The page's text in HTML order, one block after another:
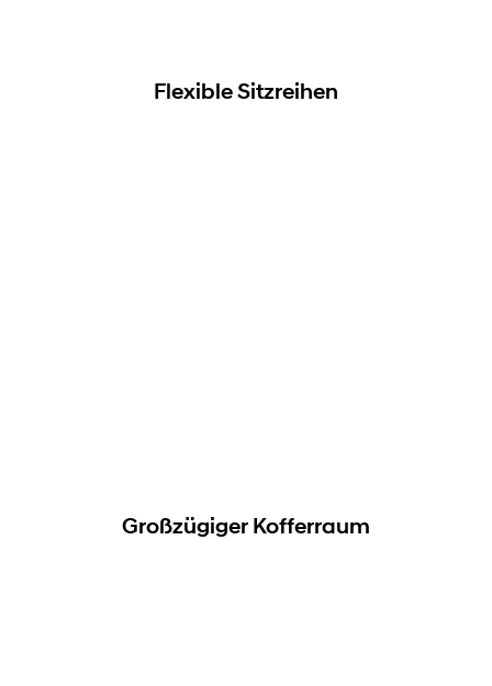
Flexible Sitzreihen
Großzügiger Kofferraum